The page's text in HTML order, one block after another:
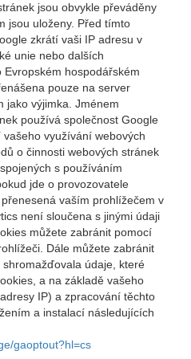
jsou obvykle převáděny
jsou uloženy. Před tímto
zkrátí vaši IP adresu v
unie nebo dalších
hospodářském
pouze na server
jako výjimka. Jménem
používá společnost Google
využívání webových
o činnosti webových stránek
s používáním
jde o provozovatele
vaším prohlížečem v
není sloučena s jinými údaji
můžete zabránit pomocí
Dále můžete zabránit
údaje, které
a na základě vašeho
IP) a zpracování těchto
a instalací následujících
gaoptout?hl=cs